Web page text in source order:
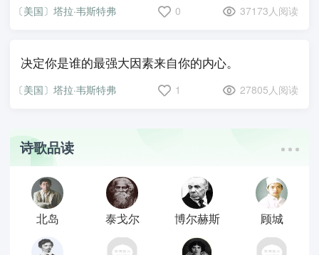
〔美国〕塔拉·韦斯特弗 0 37173人阅读
决定你是谁的最强大因素来自你的内心。
〔美国〕塔拉·韦斯特弗 1 27805人阅读
诗歌品读
北岛 泰戈尔 博尔赫斯 顾城